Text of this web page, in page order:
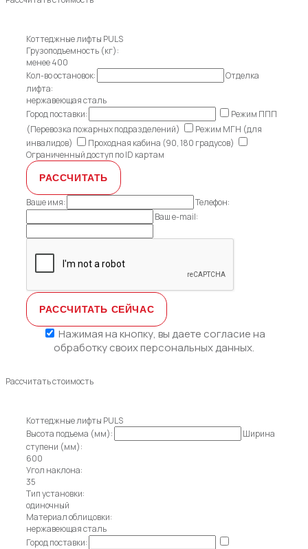
Коттеджные лифты PULS
Грузоподъемность (кг):
менее 400
Кол-во остановок:
Отделка
лифта:
нержавеющая сталь
Город поставки:
Режим ППП
(Перевозка пожарных подразделений)
Режим МГН (для
инвалидов)
Проходная кабина (90, 180 градусов)
Ограниченный доступ по ID картам
Ваше имя:
Телефон:
Ваш e-mail:
Нажимая на кнопку, вы даете согласие на
обработку своих персональных данных.
Рассчитать стоимость
Коттеджные лифты PULS
Высота подъема (мм):
Ширина
ступени (мм):
600
Угол наклона:
35
Тип установки:
одиночный
Материал облицовки:
нержавеющая сталь
Город поставки: